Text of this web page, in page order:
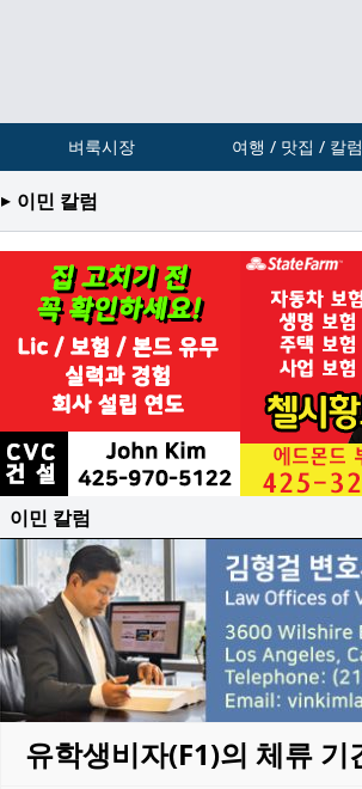
벼룩시장 여행 / 맛집 / 칼럼
▸ 이민 칼럼
이민 칼럼
유학생비자(F1)의 체류 기